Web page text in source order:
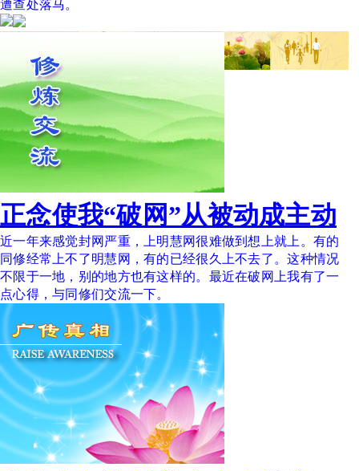
遭查处落马。
正念使我“破网”从被动成主动
近一年来感觉封网严重，上明慧网很难做到想上就上。有的
同修经常上不了明慧网，有的已经很久上不去了。这种情况
不限于一地，别的地方也有这样的。最近在破网上我有了一
点心得，与同修们交流一下。